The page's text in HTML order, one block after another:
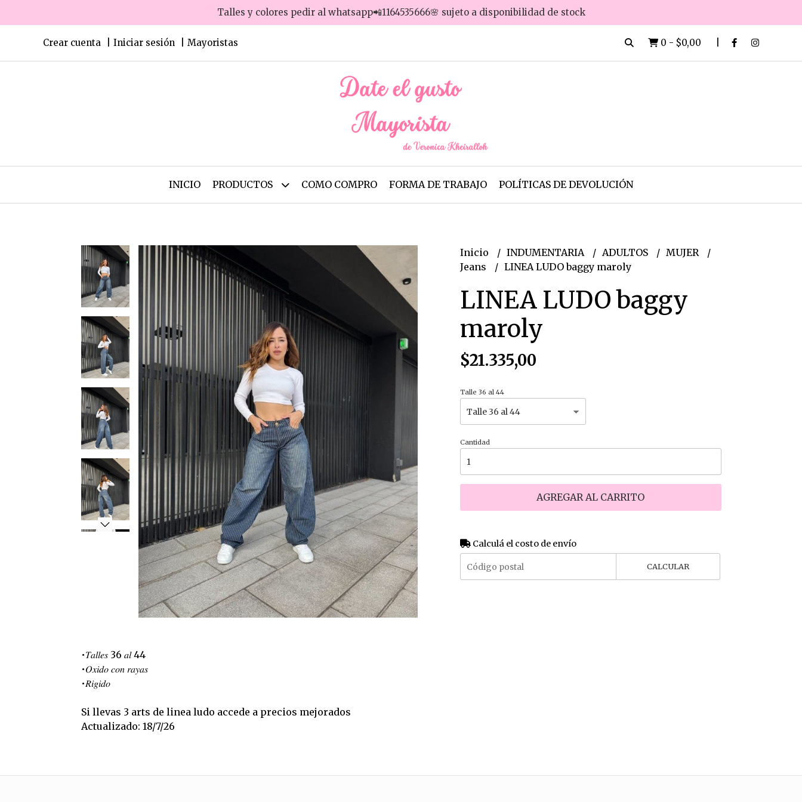
Talles y colores pedir al whatsapp📲1164535666🌸 sujeto a disponibilidad de stock
Crear cuenta Iniciar sesión Mayoristas 0 - $0,00
INICIO PRODUCTOS COMO COMPRO FORMA DE TRABAJO POLÍTICAS DE DEVOLUCIÓN
•𝑇𝑎𝑙𝑙𝑒𝑠 36 𝑎𝑙 44
•𝑂𝑥𝑖𝑑𝑜 𝑐𝑜𝑛 𝑟𝑎𝑦𝑎𝑠
•𝑅𝑖𝑔𝑖𝑑𝑜
Si llevas 3 arts de linea ludo accede a precios mejorados
Actualizado: 18/7/26
Inicio INDUMENTARIA ADULTOS
MUJER
Jeans
LINEA LUDO baggy maroly
LINEA LUDO baggy
maroly
$21.335,00
Talle 36 al 44
Cantidad
AGREGAR AL CARRITO
Calculá el costo de envío
CALCULAR